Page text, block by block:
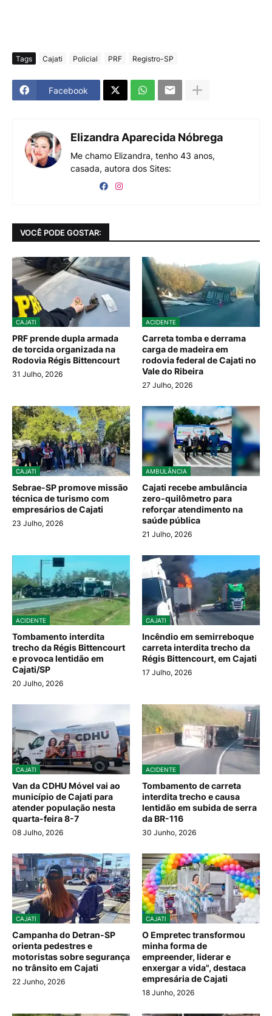
Tags Cajati Policial PRF Registro-SP
Facebook
Elizandra Aparecida Nóbrega
Me chamo Elizandra, tenho 43 anos,
casada, autora dos Sites:
VOCÊ PODE GOSTAR:
CAJATI
PRF prende dupla armada
de torcida organizada na
Rodovia Régis Bittencourt
31 Julho, 2026
ACIDENTE
Carreta tomba e derrama
carga de madeira em
rodovia federal de Cajati no
Vale do Ribeira
27 Julho, 2026
CAJATI
Sebrae-SP promove missão
técnica de turismo com
empresários de Cajati
23 Julho, 2026
AMBULÂNCIA
Cajati recebe ambulância
zero-quilômetro para
reforçar atendimento na
saúde pública
21 Julho, 2026
ACIDENTE
Tombamento interdita
trecho da Régis Bittencourt
e provoca lentidão em
Cajati/SP
20 Julho, 2026
CAJATI
Incêndio em semirreboque
carreta interdita trecho da
Régis Bittencourt, em Cajati
17 Julho, 2026
CAJATI
Van da CDHU Móvel vai ao
município de Cajati para
atender população nesta
quarta-feira 8-7
08 Julho, 2026
ACIDENTE
Tombamento de carreta
interdita trecho e causa
lentidão em subida de serra
da BR-116
30 Junho, 2026
CAJATI
Campanha do Detran-SP
orienta pedestres e
motoristas sobre segurança
no trânsito em Cajati
22 Junho, 2026
CAJATI
O Empretec transformou
minha forma de
empreender, liderar e
enxergar a vida", destaca
empresária de Cajati
18 Junho, 2026